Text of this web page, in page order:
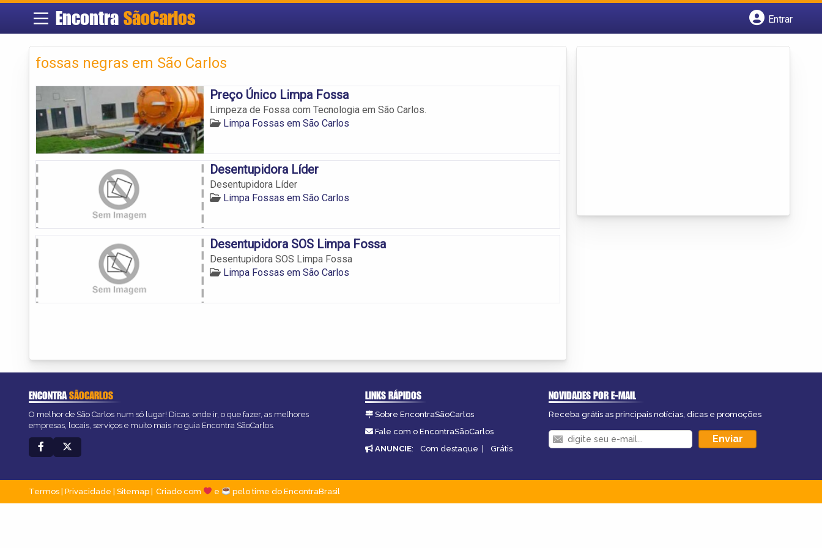
Encontra SãoCarlos
Entrar
fossas negras em São Carlos
Preço Único Limpa Fossa
Limpeza de Fossa com Tecnologia em São Carlos.
Limpa Fossas em São Carlos
Desentupidora Líder
Desentupidora Líder
Limpa Fossas em São Carlos
Desentupidora SOS Limpa Fossa
Desentupidora SOS Limpa Fossa
Limpa Fossas em São Carlos
ENCONTRASÃOCARLOS
O melhor de São Carlos num só lugar! Dicas, onde ir, o que fazer, as melhores
empresas, locais, serviços e muito mais no guia Encontra SãoCarlos.
LINKS RÁPIDOS
Sobre EncontraSãoCarlos
Fale com o EncontraSãoCarlos
ANUNCIE: Com destaque | Grátis
NOVIDADES POR E-MAIL
Receba grátis as principais notícias, dicas e promoções
Termos Privacidade Sitemap Criado com e pelo time do EncontraBrasil